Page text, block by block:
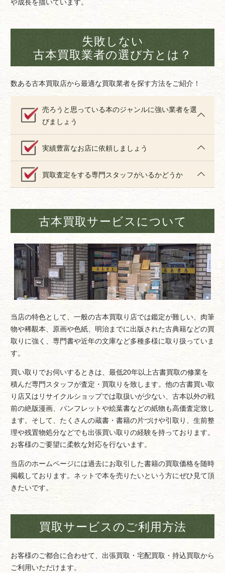
失敗しない
古本買取業者の選び方とは？
数ある古本買取店から最適な買取業者を探す方法をご紹介！
売ろうと思っている本のジャンルに強い業者を選
びましょう
実績豊富なお店に依頼しましょう
買取査定をする専門スタッフがいるかどうか
古本買取サービスについて
当店の特色として、一般の古本買取り店では鑑定が難しい、肉筆
物や稀覯本、原画や色紙、明治までに出版された古典籍などの買
取りに強く、専門書や近年の文庫など多種多様に取り扱っていま
す。
買い取りでお伺いするときは、最低20年以上古書買取の修業を
積んだ専門スタッフが査定・買取りを致します。他の古書買い取
り店又はリサイクルショップでは取扱いが少ない、古本以外の戦
前の絶版漫画、パンフレットや絵葉書などの紙物も高価査定致し
ます。そして、たくさんの蔵書・書籍の片づけや引取り、生前整
理や残置物処分などでも出張買い取りの経験を持っております。
お客様のご要望に柔軟な対応を行ないます。
当店のホームページには過去にお取引した書籍の買取価格を随時
掲載しております。ネットで本を売りたいという方にぜひ見て頂
きたいです。
買取サービスのご利用方法
お客様のご都合に合わせて、出張買取・宅配買取・持込買取から
ご利用いただけます。